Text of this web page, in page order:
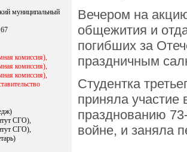
муниципальный
комиссия),
комиссия),
комиссия),
СГО),
СГО),
Вечером на
общежития и
погибших за
праздничным
Студентка
приняла участие
празднованию
войне, и заняла